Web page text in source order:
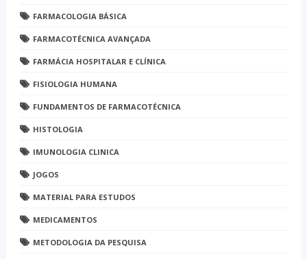
FARMACOLOGIA BÁSICA
FARMACOTÉCNICA AVANÇADA
FARMÁCIA HOSPITALAR E CLÍNICA
FISIOLOGIA HUMANA
FUNDAMENTOS DE FARMACOTÉCNICA
HISTOLOGIA
IMUNOLOGIA CLINICA
JOGOS
MATERIAL PARA ESTUDOS
MEDICAMENTOS
METODOLOGIA DA PESQUISA